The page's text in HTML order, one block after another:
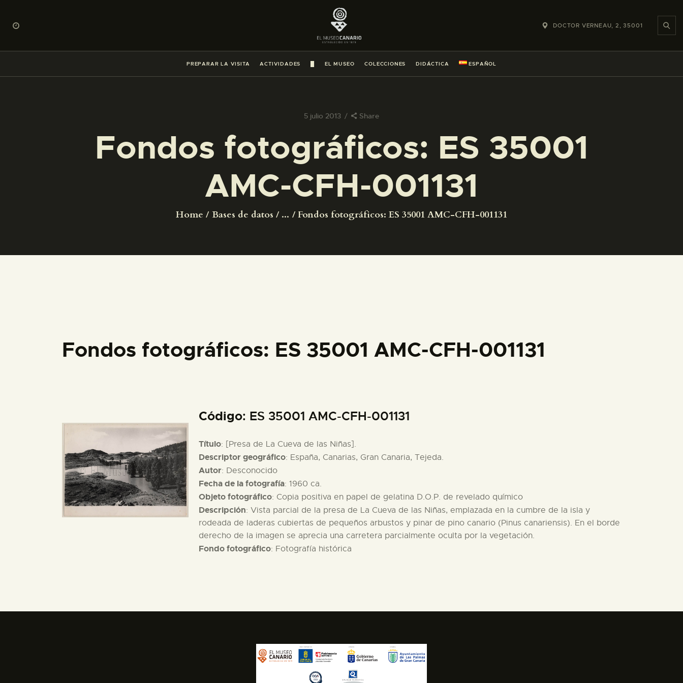
DOCTOR VERNEAU, 2, 35001
PREPARAR LA VISITA ACTIVIDADES EL MUSEO COLECCIONES DIDÁCTICA ESPAÑOL
5 julio 2013 Share
Fondos fotográficos: ES 35001
AMC-CFH-001131
Home Bases de datos ... Fondos fotográficos: ES 35001 AMC-CFH-001131
PREPARAR LA VISITA
ACTIVIDADES
█
COLECCIONES
DIDÁCTICA
ESPAÑOL
Fondos fotográficos: ES 35001 AMC-CFH-001131
Código: ES 35001 AMC-CFH-001131
Título: [Presa de La Cueva de las Niñas].
Descriptor geográfico: España, Canarias, Gran Canaria, Tejeda.
Autor: Desconocido
Fecha de la fotografía: 1960 ca.
Objeto fotográfico: Copia positiva en papel de gelatina D.O.P. de revelado químico
Descripción: Vista parcial de la presa de La Cueva de las Niñas, emplazada en la cumbre de la isla y
rodeada de laderas cubiertas de pequeños arbustos y pinar de pino canario (Pinus canariensis). En el borde
derecho de la imagen se aprecia una carretera parcialmente oculta por la vegetación.
Fondo fotográfico: Fotografía histórica